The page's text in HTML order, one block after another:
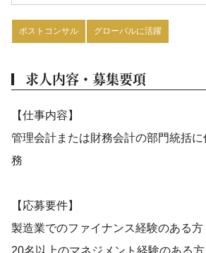
ポストコンサル グローバルに活躍
求人内容・募集要項
【仕事内容】
管理会計または財務会計の部門統括
務
【応募要件】
製造業でのファイナンス経験のある方
20名以上のマネジメント経験のある方